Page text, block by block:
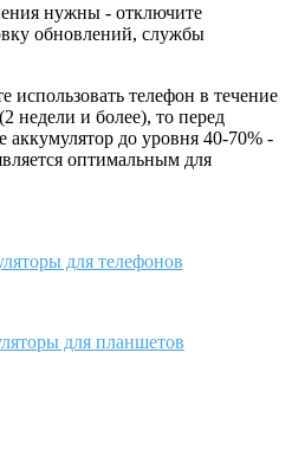
нужны - отключите
обновлений, службы
использовать телефон в течение
недели и более), то перед
аккумулятор до уровня 40-70% -
оптимальным для
для телефонов
для планшетов